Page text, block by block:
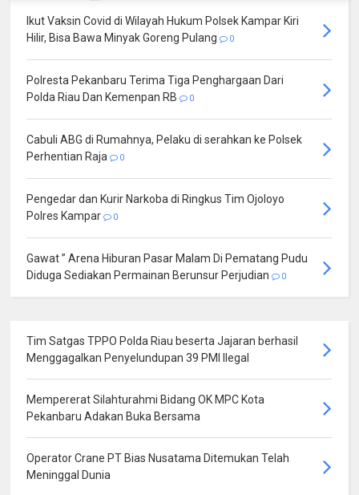
Ikut Vaksin Covid di Wilayah Hukum Polsek Kampar Kiri
Hilir, Bisa Bawa Minyak Goreng Pulang
0
Polresta Pekanbaru Terima Tiga Penghargaan Dari
Polda Riau Dan Kemenpan RB
0
Cabuli ABG di Rumahnya, Pelaku di serahkan ke Polsek
Perhentian Raja
0
Pengedar dan Kurir Narkoba di Ringkus Tim Ojoloyo
Polres Kampar
0
Gawat ” Arena Hiburan Pasar Malam Di Pematang Pudu
Diduga Sediakan Permainan Berunsur Perjudian
0
Tim Satgas TPPO Polda Riau beserta Jajaran berhasil
Menggagalkan Penyelundupan 39 PMI Ilegal
Mempererat Silahturahmi Bidang OK MPC Kota
Pekanbaru Adakan Buka Bersama
Operator Crane PT Bias Nusatama Ditemukan Telah
Meninggal Dunia